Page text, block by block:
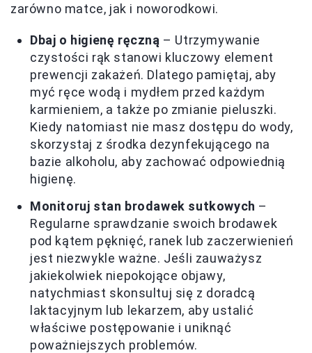
zarówno matce, jak i noworodkowi.
Dbaj o higienę ręczną – Utrzymywanie
czystości rąk stanowi kluczowy element
prewencji zakażeń. Dlatego pamiętaj, aby
myć ręce wodą i mydłem przed każdym
karmieniem, a także po zmianie pieluszki.
Kiedy natomiast nie masz dostępu do wody,
skorzystaj z środka dezynfekującego na
bazie alkoholu, aby zachować odpowiednią
higienę.
Monitoruj stan brodawek sutkowych –
Regularne sprawdzanie swoich brodawek
pod kątem pęknięć, ranek lub zaczerwienień
jest niezwykle ważne. Jeśli zauważysz
jakiekolwiek niepokojące objawy,
natychmiast skonsultuj się z doradcą
laktacyjnym lub lekarzem, aby ustalić
właściwe postępowanie i uniknąć
poważniejszych problemów.